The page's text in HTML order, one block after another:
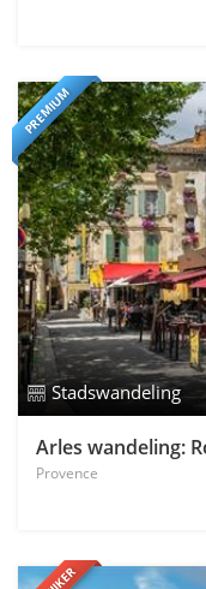
PREMIUM
Stadswandeling
Arles wandeling:
Provence